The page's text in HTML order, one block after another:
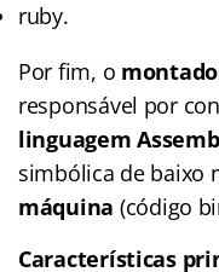
ruby.
Por fim, o
responsável por
linguagem
simbólica de baixo
máquina (código
Características